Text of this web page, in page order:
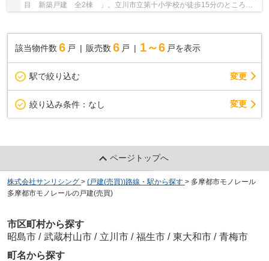
目 新築戸建 全2棟 」。立川市立第十小学校が徒歩15分のところに
該当物件数 6 戸 販売数 6 戸 1～6 戸を表示
駅で絞り込む 変更
絞り込み条件： なし 変更
ページトップへ
株式会社サンリシング > (戸建(売買))路線・駅から探す > 多摩都市モノレール
多摩都市モノレールの戸建(売買)
市区町村から探す
昭島市 / 武蔵村山市 / 立川市 / 福生市 / 東大和市 / 青梅市
町名から探す